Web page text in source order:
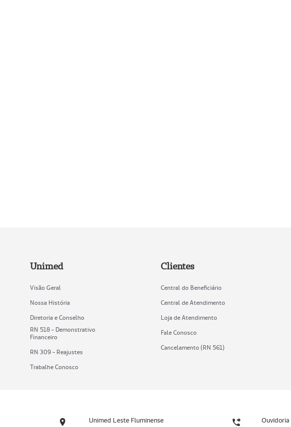
Unimed
Visão Geral
Nossa História
Diretoria e Conselho
RN 518 - Demonstrativo
Financeiro
RN 309 - Reajustes
Trabalhe Conosco
Clientes
Central do Beneficiário
Central de Atendimento
Loja de Atendimento
Fale Conosco
Cancelamento (RN 561)
Unimed Leste Fluminense Ouvidoria